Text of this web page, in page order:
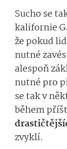
Sucho se
kalifornie
že pokud
nutné
alespoň
nutné pro
se tak v
během
zvyklí.